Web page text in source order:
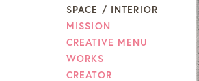
SPACE / INTERIOR
MISSION
CREATIVE MENU
WORKS
CREATOR